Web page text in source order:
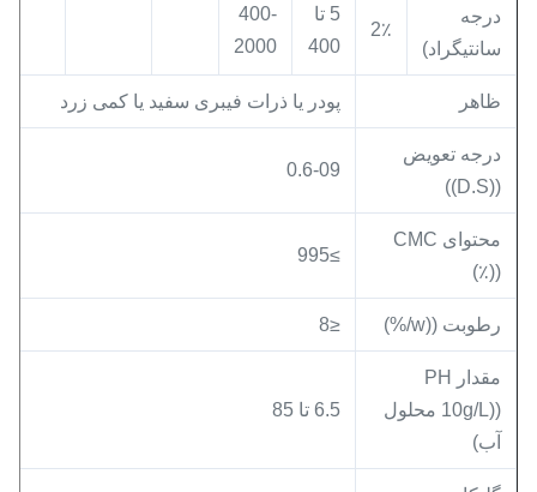
درجه
سانتیگراد)
2٪
5 تا
400
400-
2000
ظاهر پودر یا ذرات فیبری سفید یا کمی زرد
درجه تعویض
((D.S))
0.6-09
محتوای CMC
((٪)
≥995
رطوبت ((w/%) ≤8
مقدار PH
((10g/L محلول
آب)
6.5 تا 85